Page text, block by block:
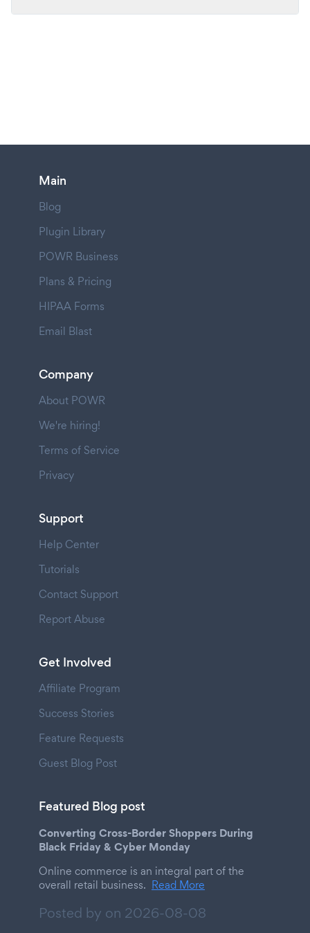
Main
Blog
Plugin Library
POWR Business
Plans & Pricing
HIPAA Forms
Email Blast
Company
About POWR
We're hiring!
Terms of Service
Privacy
Support
Help Center
Tutorials
Contact Support
Report Abuse
Get Involved
Affiliate Program
Success Stories
Feature Requests
Guest Blog Post
Featured Blog post
Converting Cross-Border Shoppers During
Black Friday & Cyber Monday
Online commerce is an integral part of the
overall retail business. Read More
Posted by on 2026-08-08